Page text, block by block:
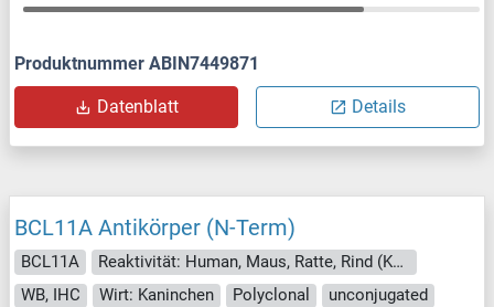
Produktnummer ABIN7449871
Datenblatt Details
BCL11A Antikörper (N-Term)
BCL11A
Reaktivität: Human, Maus, Ratte, Rind (Kuh), Hund, Pferd, Schwein, Zebrafisch (Danio rerio)
WB, IHC
Wirt: Kaninchen Polyclonal unconjugated